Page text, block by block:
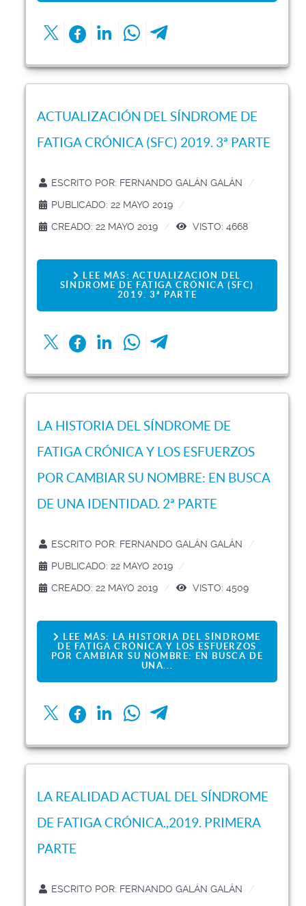
ACTUALIZACIÓN DEL SÍNDROME DE
FATIGA CRÓNICA (SFC) 2019. 3ª PARTE
ESCRITO POR: FERNANDO GALÁN GALÁN
PUBLICADO: 22 MAYO 2019
CREADO: 22 MAYO 2019
VISTO: 4668
LEE MÁS: ACTUALIZACIÓN DEL
SÍNDROME DE FATIGA CRÓNICA (SFC)
2019. 3ª PARTE
LA HISTORIA DEL SÍNDROME DE
FATIGA CRÓNICA Y LOS ESFUERZOS
POR CAMBIAR SU NOMBRE: EN BUSCA
DE UNA IDENTIDAD. 2ª PARTE
ESCRITO POR: FERNANDO GALÁN GALÁN
PUBLICADO: 22 MAYO 2019
CREADO: 22 MAYO 2019
VISTO: 4509
LEE MÁS: LA HISTORIA DEL SÍNDROME
DE FATIGA CRÓNICA Y LOS ESFUERZOS
POR CAMBIAR SU NOMBRE: EN BUSCA DE
UNA...
LA REALIDAD ACTUAL DEL SÍNDROME
DE FATIGA CRÓNICA.,2019. PRIMERA
PARTE
ESCRITO POR: FERNANDO GALÁN GALÁN